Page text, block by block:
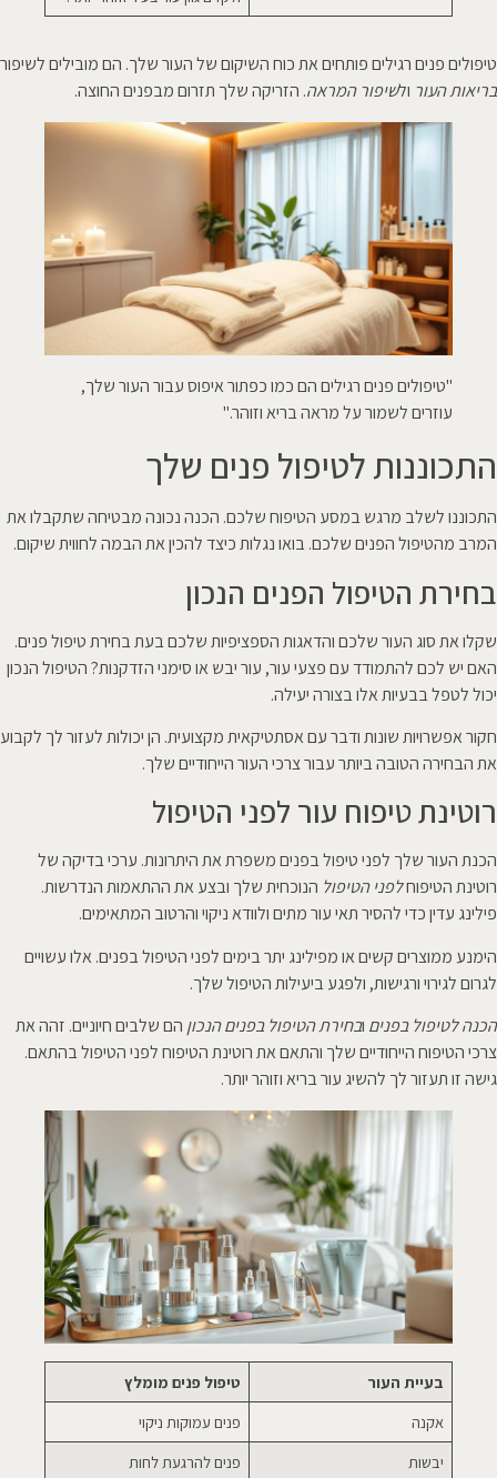
טיפולים פנים רגילים פותחים את כוח השיקום של העור שלך. הם מובילים לשיפור
בריאות העור ולשיפור המראה. הזריקה שלך תזרום מבפנים החוצה.
"טיפולים פנים רגילים הם כמו כפתור איפוס עבור העור שלך,
עוזרים לשמור על מראה בריא וזוהר."
התכוננות לטיפול פנים שלך
התכוננו לשלב מרגש במסע הטיפוח שלכם. הכנה נכונה מבטיחה שתקבלו את
המרב מהטיפול הפנים שלכם. בואו נגלות כיצד להכין את הבמה לחווית שיקום.
בחירת הטיפול הפנים הנכון
שקלו את סוג העור שלכם והדאגות הספציפיות שלכם בעת בחירת טיפול פנים.
האם יש לכם להתמודד עם פצעי עור, עור יבש או סימני הזדקנות? הטיפול הנכון
יכול לטפל בבעיות אלו בצורה יעילה.
חקור אפשרויות שונות ודבר עם אסתטיקאית מקצועית. הן יכולות לעזור לך לקבוע
את הבחירה הטובה ביותר עבור צרכי העור הייחודיים שלך.
רוטינת טיפוח עור לפני הטיפול
הכנת העור שלך לפני טיפול בפנים משפרת את היתרונות. ערכי בדיקה של
רוטינת הטיפוחלפני הטיפול הנוכחית שלך ובצע את ההתאמות הנדרשות.
פילינג עדין כדי להסיר תאי עור מתים ולוודא ניקוי והרטוב המתאימים.
הימנע ממוצרים קשים או מפילינג יתר בימים לפני הטיפול בפנים. אלו עשויים
לגרום לגירוי ורגישות, ולפגע ביעילות הטיפול שלך.
הכנה לטיפול בפנים ובחירת הטיפול בפנים הנכון הם שלבים חיוניים. זהה את
צרכי הטיפוח הייחודיים שלך והתאם את רוטינת הטיפוח לפני הטיפול בהתאם.
גישה זו תעזור לך להשיג עור בריא וזוהר יותר.
בעיית העור
טיפול פנים מומלץ
אקנה
פנים עמוקות ניקוי
יבשות
פנים להרגעת לחות